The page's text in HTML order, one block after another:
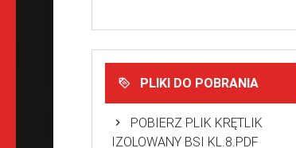
PLIKI DO POBRANIA
POBIERZ PLIK KRĘTLIK
IZOLOWANY BSI KL.8.PDF